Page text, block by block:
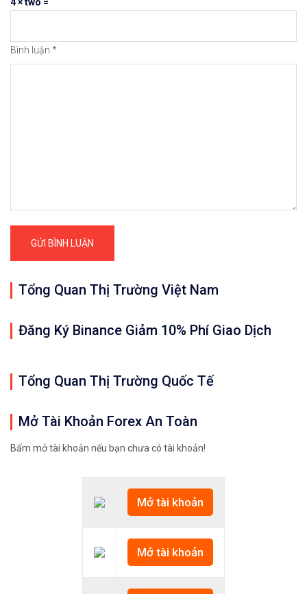
Hướng Dẫn Cách Tích Hợp Tài Khoản Ngân
Quan trọng: Các nhận định, đánh giá,
✨🏆𝐀𝐧 𝐭â𝐦 𝐦ở 𝐭à𝐢 𝐤𝐡𝐨ả𝐧 𝐠𝐢𝐚𝐨 𝐝ị𝐜𝐡 𝐁𝐢𝐭𝐜𝐨𝐢𝐧 𝐯à 𝐧𝐡𝐢ề𝐮 𝐥𝐨ạ𝐢
👉𝘔ở 𝘵à𝘪 𝘬𝘩𝘰ả𝘯 𝘵𝘳ê𝘯 𝘴à𝘯 𝘉𝘪𝘯𝘢𝘯𝘤𝘦 𝘯ổ𝘪 𝘵𝘪ế𝘯𝘨:
✅Xem cách mở tài khoản trên sàn Binance được
👉𝘔ở 𝘵à𝘪 𝘬𝘩𝘰ả𝘯 𝘵𝘳ê𝘯 𝘴à𝘯 𝘙𝘦𝘮𝘪𝘵𝘢𝘯𝘰 𝘯ổ𝘪 𝘵𝘪ế𝘯𝘨:
4 × two =
Bình luận *
Tổng Quan Thị Trường Việt Nam
Đăng Ký Binance Giảm 10% Phí Giao Dịch
Tổng Quan Thị Trường Quốc Tế
Mở Tài Khoản Forex An Toàn
Bấm mở tài khoản nếu bạn chưa có tài khoản!
Mở tài khoản
Mở tài khoản